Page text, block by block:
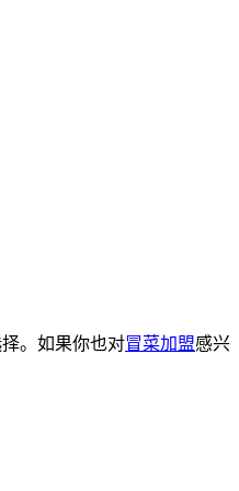
。如果你也对冒菜加盟感兴